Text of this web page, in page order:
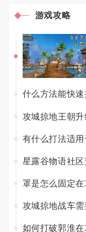
游戏攻略
什么方法能快
有什么打法适
星露谷物语社
罩是怎么固定
攻城掠地战车
如何打破郭淮